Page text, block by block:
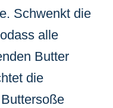
Schwenkt die
alle
Butter
die